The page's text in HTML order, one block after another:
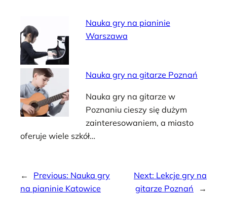
Nauka gry na pianinie
Warszawa
Nauka gry na gitarze Poznań
Nauka gry na gitarze w
Poznaniu cieszy się dużym
zainteresowaniem, a miasto
oferuje wiele szkół…
← Previous: Nauka gry
na pianinie Katowice
Next: Lekcje gry na
gitarze Poznań
→